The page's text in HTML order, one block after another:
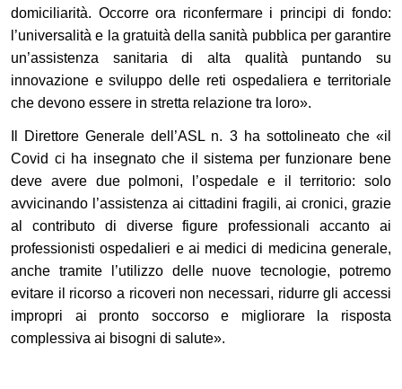
domiciliarità. Occorre ora riconfermare i principi di fondo:
l’universalità e la gratuità della sanità pubblica per garantire
un’assistenza sanitaria di alta qualità puntando su
innovazione e sviluppo delle reti ospedaliera e territoriale
che devono essere in stretta relazione tra loro».
Il Direttore Generale dell’ASL n. 3 ha sottolineato che «il
Covid ci ha insegnato che il sistema per funzionare bene
deve avere due polmoni, l’ospedale e il territorio: solo
avvicinando l’assistenza ai cittadini fragili, ai cronici, grazie
al contributo di diverse figure professionali accanto ai
professionisti ospedalieri e ai medici di medicina generale,
anche tramite l’utilizzo delle nuove tecnologie, potremo
evitare il ricorso a ricoveri non necessari, ridurre gli accessi
impropri ai pronto soccorso e migliorare la risposta
complessiva ai bisogni di salute».